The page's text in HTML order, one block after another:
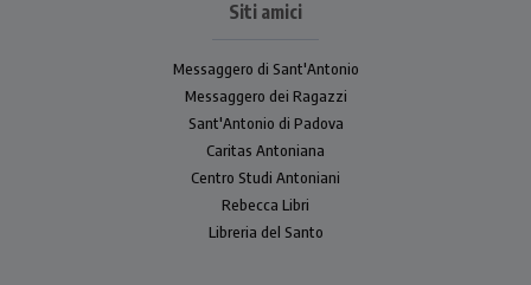
Siti amici
Messaggero di Sant'Antonio
Messaggero dei Ragazzi
Sant'Antonio di Padova
Caritas Antoniana
Centro Studi Antoniani
Rebecca Libri
Libreria del Santo